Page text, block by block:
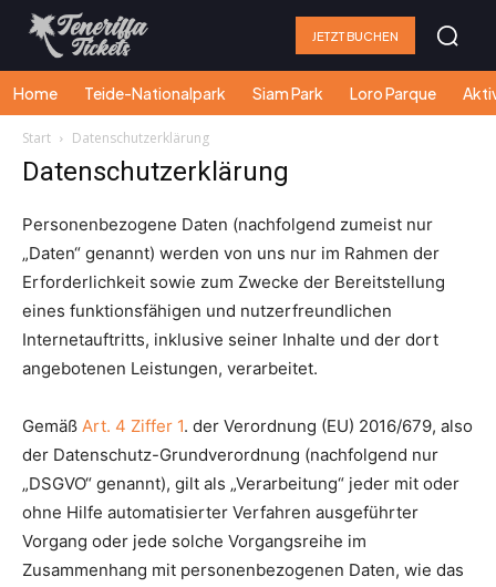
JETZT BUCHEN
Home Teide-Nationalpark Siam Park Loro Parque
Start Datenschutzerklärung
Datenschutzerklärung
Personenbezogene Daten (nachfolgend zumeist nur
„Daten“ genannt) werden von uns nur im Rahmen der
Erforderlichkeit sowie zum Zwecke der Bereitstellung
eines funktionsfähigen und nutzerfreundlichen
Internetauftritts, inklusive seiner Inhalte und der dort
angebotenen Leistungen, verarbeitet.
Gemäß Art. 4 Ziffer 1. der Verordnung (EU) 2016/679, also
der Datenschutz-Grundverordnung (nachfolgend nur
„DSGVO“ genannt), gilt als „Verarbeitung“ jeder mit oder
ohne Hilfe automatisierter Verfahren ausgeführter
Vorgang oder jede solche Vorgangsreihe im
Zusammenhang mit personenbezogenen Daten, wie das